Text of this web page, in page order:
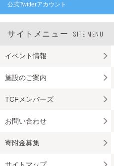
公式Twitterアカウント
サイトメニュー SITE MENU
イベント情報
施設のご案内
TCFメンバーズ
お問い合わせ
寄附金募集